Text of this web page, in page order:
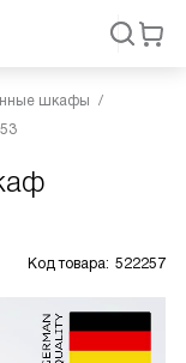
шкафы
Код товара: 522257